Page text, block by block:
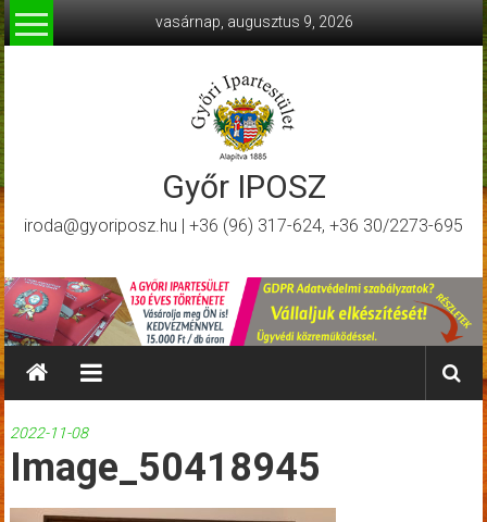
Skip
to
content
vasárnap, augusztus 9, 2026
Győr IPOSZ
iroda@gyoriposz.hu | +36 (96) 317-624, +36 30/2273-695
2022-11-08
Image_50418945